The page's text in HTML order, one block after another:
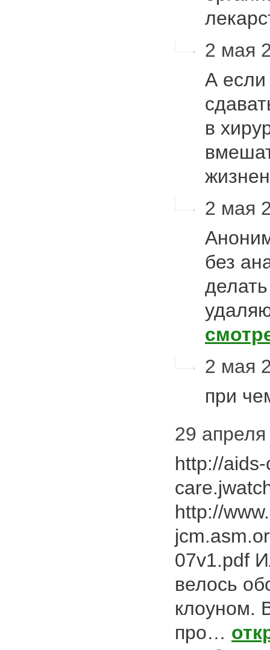
2 мая
А если
в
2 мая
без
2 мая
при
29
http://
http://
07v1.pdf
велось
клоуном.
про…